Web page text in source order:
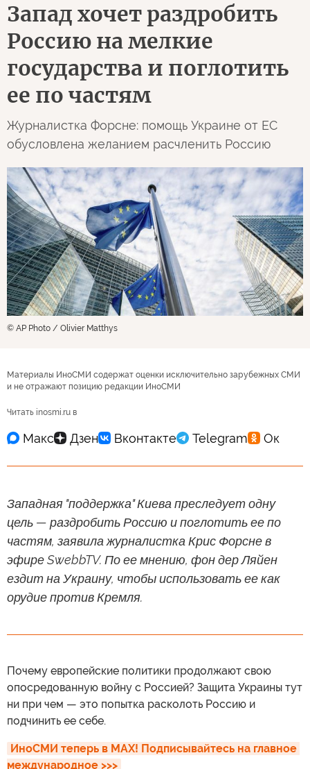
Запад хочет раздробить
Россию на мелкие
государства и поглотить
ее по частям
Журналистка Форсне: помощь Украине от ЕС
обусловлена желанием расчленить Россию
© AP Photo / Olivier Matthys
Материалы ИноСМИ содержат оценки исключительно зарубежных СМИ
и не отражают позицию редакции ИноСМИ
Читать inosmi.ru в
Западная "поддержка" Киева преследует одну
цель — раздробить Россию и поглотить ее по
частям, заявила журналистка Крис Форсне в
эфире SwebbTV. По ее мнению, фон дер Ляйен
ездит на Украину, чтобы использовать ее как
орудие против Кремля.
Почему европейские политики продолжают свою
опосредованную войну с Россией? Защита Украины тут
ни при чем — это попытка расколоть Россию и
подчинить ее себе.
ИноСМИ теперь в MAX! Подписывайтесь на главное
международное >>>